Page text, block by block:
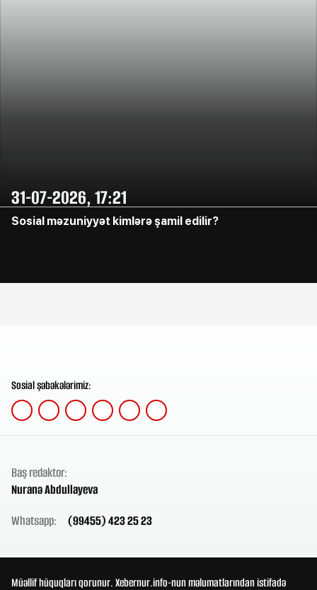
31-07-2026, 17:21
Sosial məzuniyyət kimlərə şamil edilir?
Sosial şəbəkələrimiz:
Baş redaktor:
Nuranə Abdullayeva
Whatsapp:
(99455) 423 25 23
Müəllif hüquqları qorunur. Xebernur.info-nun məlumatlarından istifadə